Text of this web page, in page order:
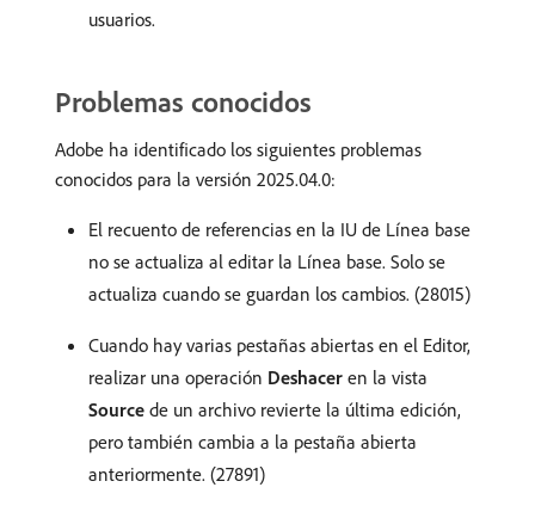
usuarios.
Problemas conocidos
Adobe ha identificado los siguientes problemas
conocidos para la versión 2025.04.0:
El recuento de referencias en la IU de Línea base
no se actualiza al editar la Línea base. Solo se
actualiza cuando se guardan los cambios. (28015)
Cuando hay varias pestañas abiertas en el Editor,
realizar una operación Deshacer en la vista
Source de un archivo revierte la última edición,
pero también cambia a la pestaña abierta
anteriormente. (27891)